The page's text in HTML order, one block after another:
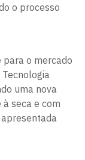
o processo
o mercado
uma nova
seca e com